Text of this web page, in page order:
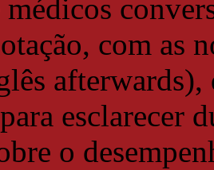
médicos
com as
esclarecer
o